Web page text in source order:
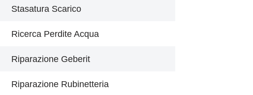
Stasatura Scarico
Ricerca Perdite Acqua
Riparazione Geberit
Riparazione Rubinetteria